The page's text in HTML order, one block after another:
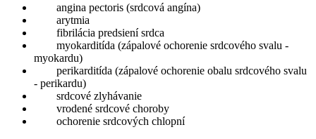
angina pectoris (srdcová angína)
arytmia
fibrilácia predsiení srdca
myokarditída (zápalové ochorenie srdcového svalu -
myokardu)
perikarditída (zápalové ochorenie obalu srdcového svalu
- perikardu)
srdcové zlyhávanie
vrodené srdcové choroby
ochorenie srdcových chlopní